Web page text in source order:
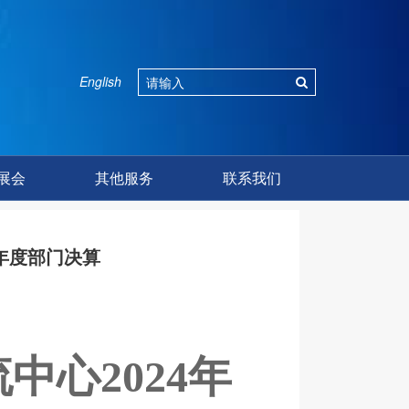
English
会 其他服务 联系我们
度部门决算
中心2024年